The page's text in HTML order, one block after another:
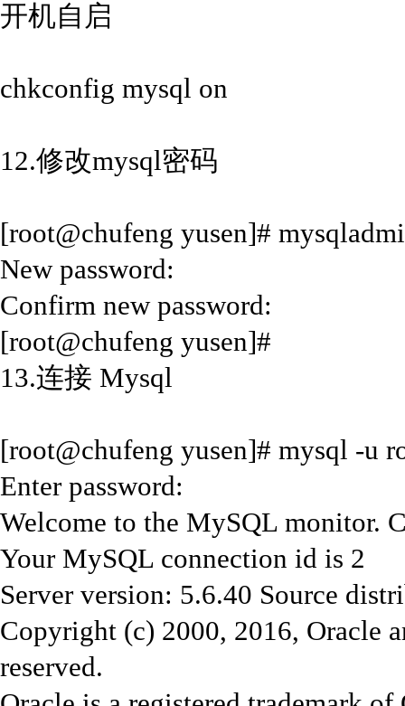
开机自启
chkconfig mysql on
12.修改mysql密码
[root@chufeng yusen]#
New password:
Confirm new password:
[root@chufeng yusen]#
13.连接 Mysql
[root@chufeng yusen]# mysql -u
Enter password:
Welcome to the MySQL monitor.
Your MySQL connection id is 2
Server version: 5.6.40 Source
Copyright (c) 2000, 2016, Oracle
reserved.